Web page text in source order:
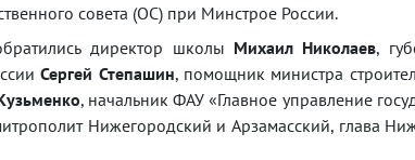
совета (ОС) при Минстрое России.
директор школы Михаил Николаев,
Сергей Степашин, помощник министра
, начальник ФАУ «Главное управление
Нижегородский и Арзамасский, глава